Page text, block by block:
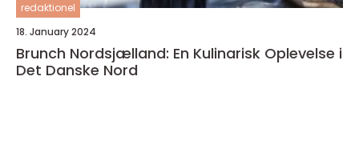
redaktionel
18. January 2024
Brunch Nordsjælland: En Kulinarisk Oplevelse i
Det Danske Nord